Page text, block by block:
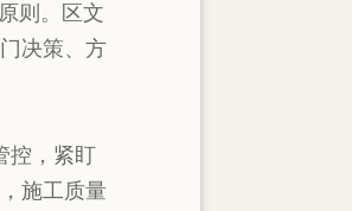
则。区文
决策、方
控，紧盯
施工质量